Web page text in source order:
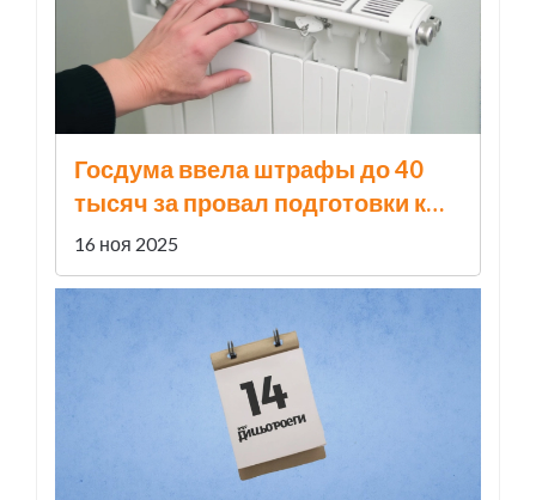
Госдума ввела штрафы до 40
тысяч за провал подготовки к
отопительному сезону
16 ноя 2025